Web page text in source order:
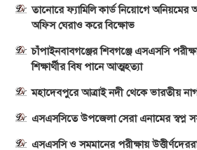
তানোরে ফ্যামিলি কার্ড নিয়োগে
অফিস ঘেরাও করে বিক্ষোভ
চাঁপাইনবাবগঞ্জের শিবগঞ্জে এসএসসি
শিক্ষার্থীর বিষ পানে আত্মহত্যা
মহাদেবপুরে আত্রাই নদী থেকে ভারতীয়
এসএসসিতে উপজেলা সেরা এনামের স্বপ্ন
এসএসসি ও সমমানের পরীক্ষায়